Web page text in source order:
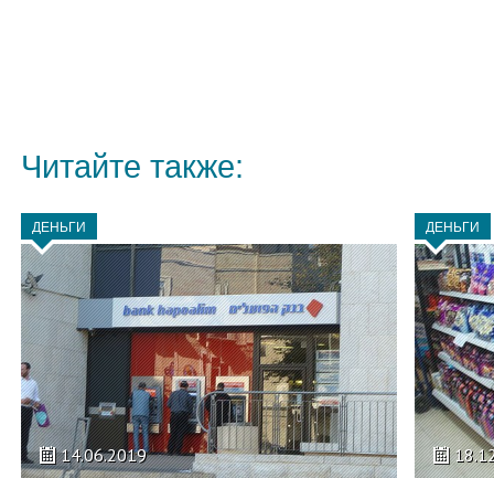
Читайте также:
ДЕНЬГИ
14.06.2019
ДЕНЬГИ